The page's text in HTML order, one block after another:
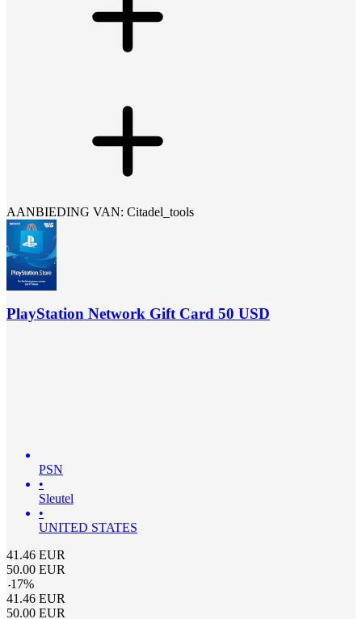
AANBIEDING VAN: Citadel_tools
PlayStation Network Gift Card 50 USD
PSN
•
Sleutel
•
UNITED STATES
41.46 EUR
50.00 EUR
-17%
41.46 EUR
50.00 EUR